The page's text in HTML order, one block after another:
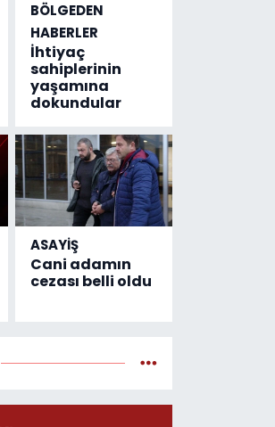
BÖLGEDEN
HABERLER
İhtiyaç
sahiplerinin
yaşamına
dokundular
ASAYİŞ
Cani adamın
cezası belli oldu